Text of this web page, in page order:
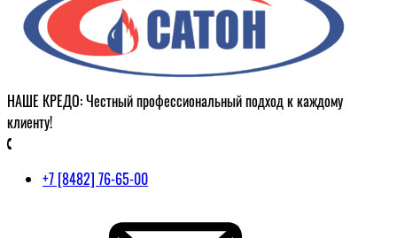
НАШЕ КРЕДО: Честный профессиональный подход к каждому
клиенту!
+7 [8482] 76-65-00